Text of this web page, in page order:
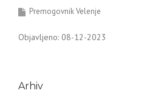
Premogovnik Velenje
Objavljeno: 08-12-2023
Arhiv